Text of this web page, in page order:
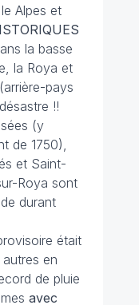
Alpes et
la basse
la Roya et
pays
!!
(y
de 1750),
et Saint-
Roya sont
durant
était
en
de pluie
avec